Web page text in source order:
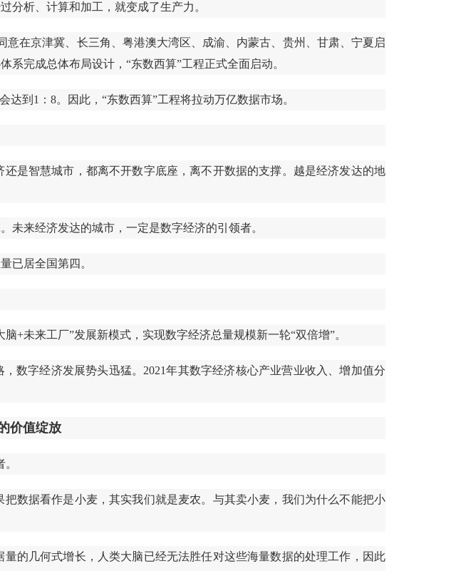
分析、计算和加工，就变成了生产力。
在京津冀、长三角、粤港澳大湾区、成渝、内蒙古、贵州、甘肃、宁夏启
完成总体布局设计，“东数西算”工程正式全面启动。
到1：8。因此，“东数西算”工程将拉动万亿数据市场。
是智慧城市，都离不开数字底座，离不开数据的支撑。越是经济发达的地
未来经济发达的城市，一定是数字经济的引领者。
已居全国第四。
+未来工厂”发展新模式，实现数字经济总量规模新一轮“双倍增”。
数字经济发展势头迅猛。2021年其数字经济核心产业营业收入、增加值分
价值绽放
数据看作是小麦，其实我们就是麦农。与其卖小麦，我们为什么不能把小
的几何式增长，人类大脑已经无法胜任对这些海量数据的处理工作，因此